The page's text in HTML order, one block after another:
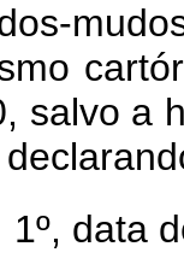
salvo a
1º, data